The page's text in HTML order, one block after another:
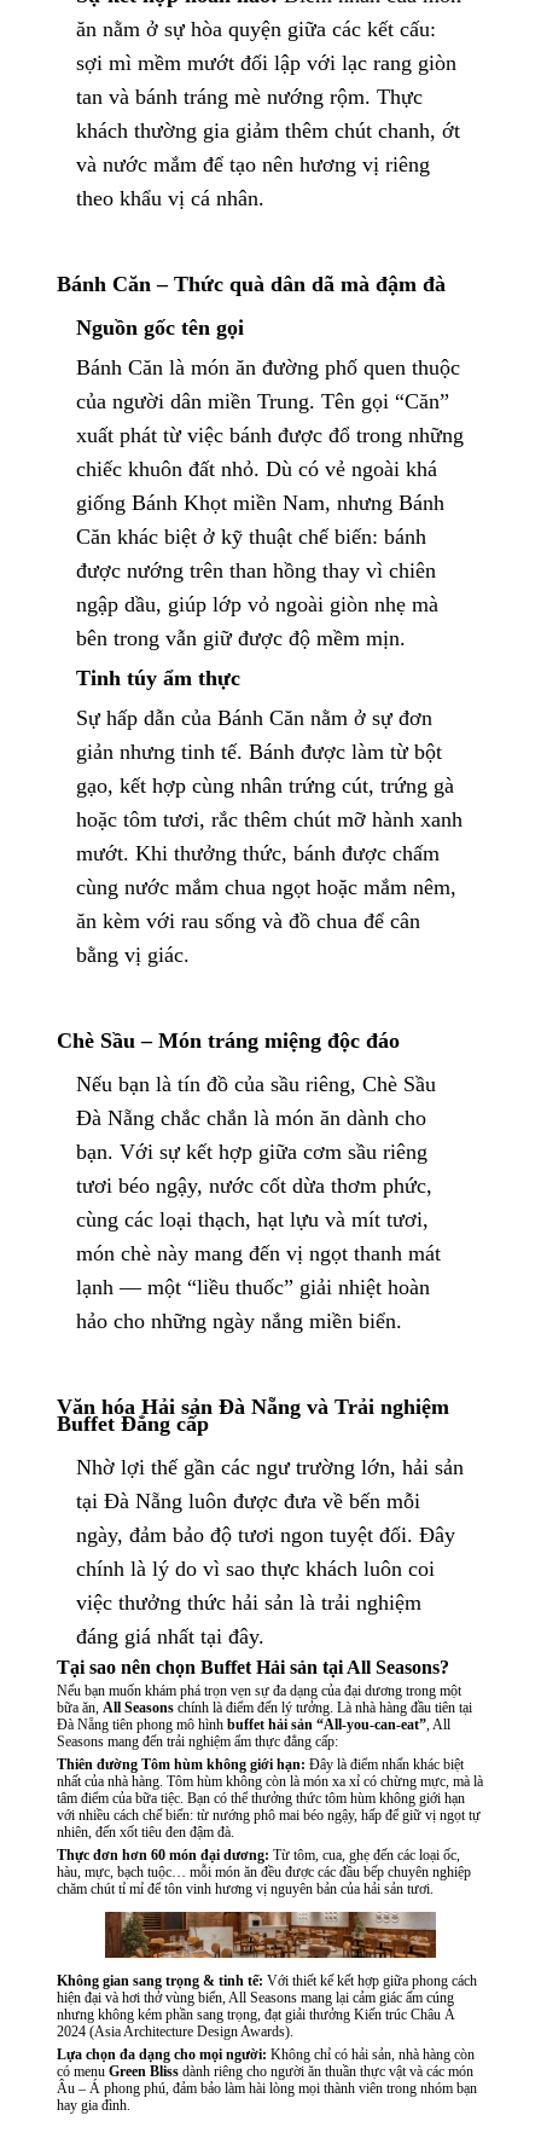
ăn nằm ở sự hòa quyện giữa các kết cấu:
sợi mì mềm mướt đối lập với lạc rang giòn
tan và bánh tráng mè nướng rộm. Thực
khách thường gia giảm thêm chút chanh, ớt
và nước mắm để tạo nên hương vị riêng
theo khẩu vị cá nhân.
Bánh Căn – Thức quà dân dã mà đậm đà
Nguồn gốc tên gọi
Bánh Căn là món ăn đường phố quen thuộc
của người dân miền Trung. Tên gọi “Căn”
xuất phát từ việc bánh được đổ trong những
chiếc khuôn đất nhỏ. Dù có vẻ ngoài khá
giống Bánh Khọt miền Nam, nhưng Bánh
Căn khác biệt ở kỹ thuật chế biến: bánh
được nướng trên than hồng thay vì chiên
ngập dầu, giúp lớp vỏ ngoài giòn nhẹ mà
bên trong vẫn giữ được độ mềm mịn.
Tinh túy ẩm thực
Sự hấp dẫn của Bánh Căn nằm ở sự đơn
giản nhưng tinh tế. Bánh được làm từ bột
gạo, kết hợp cùng nhân trứng cút, trứng gà
hoặc tôm tươi, rắc thêm chút mỡ hành xanh
mướt. Khi thưởng thức, bánh được chấm
cùng nước mắm chua ngọt hoặc mắm nêm,
ăn kèm với rau sống và đồ chua để cân
bằng vị giác.
Chè Sầu – Món tráng miệng độc đáo
Nếu bạn là tín đồ của sầu riêng, Chè Sầu
Đà Nẵng chắc chắn là món ăn dành cho
bạn. Với sự kết hợp giữa cơm sầu riêng
tươi béo ngậy, nước cốt dừa thơm phức,
cùng các loại thạch, hạt lựu và mít tươi,
món chè này mang đến vị ngọt thanh mát
lạnh — một “liều thuốc” giải nhiệt hoàn
hảo cho những ngày nắng miền biển.
Văn hóa Hải sản Đà Nẵng và Trải nghiệm
Buffet Đẳng cấp
Nhờ lợi thế gần các ngư trường lớn, hải sản
tại Đà Nẵng luôn được đưa về bến mỗi
ngày, đảm bảo độ tươi ngon tuyệt đối. Đây
chính là lý do vì sao thực khách luôn coi
việcthưởng thức hải sản là trải nghiệm
đáng giá nhất tại đây.
Tại sao nên chọn Buffet Hải sản tại All Seasons?
Nếu bạn muốn khám phá trọn vẹn sự đa dạng của đại dương trong một
bữa ăn, All Seasons chính là điểm đến lý tưởng. Là nhà hàng đầu tiên tại
Đà Nẵng tiên phong mô hìnhbuffet hải sản “All-you-can-eat” , All
Seasons mang đến trải nghiệm ẩm thực đẳng cấp:
Thiên đường Tôm hùm không giới hạn: Đây là điểm nhấn khác biệt
nhất của nhà hàng. Tôm hùm không còn là món xa xỉ có chừng mực, mà là
tâm điểm của bữa tiệc. Bạn có thể thưởng thức tôm hùm không giới hạn
với nhiều cách chế biến: từ nướng phô mai béo ngậy, hấp để giữ vị ngọt tự
nhiên, đến xốt tiêu đen đậm đà.
Thực đơn hơn 60 món đại dương: Từ tôm, cua, ghẹ đến các loại ốc,
hàu, mực, bạch tuộc… mỗi món ăn đều được các đầu bếp chuyên nghiệp
chăm chút tỉ mỉ để tôn vinh hương vị nguyên bản của hải sản tươi.
Không gian sang trọng & tinh tế: Với thiết kế kết hợp giữa phong cách
hiện đại và hơi thở vùng biển, All Seasons mang lại cảm giác ấm cúng
nhưng không kém phần sang trọng, đạt giải thưởng Kiến trúc Châu Á
2024 (Asia Architecture Design Awards).
Lựa chọn đa dạng cho mọi người: Không chỉ có hải sản, nhà hàng còn
có menuGreen Bliss dành riêng cho người ăn thuần thực vật và các món
Âu – Á phong phú, đảm bảo làm hài lòng mọi thành viên trong nhóm bạn
hay gia đình.